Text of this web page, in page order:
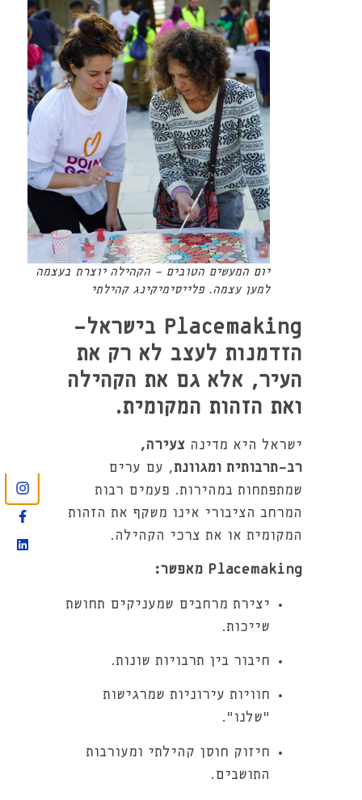
יום המעשים הטובים - הקהילה יוצרת בעצמה
למען עצמה. פלייסימיקינג קהילתי
Placemaking בישראל-
הזדמנות לעצב לא רק את
העיר, אלא גם את הקהילה
ואת הזהות המקומית.
ישראל היא מדינה צעירה,
רב-תרבותית ומגוונת, עם ערים
שמתפתחות במהירות. פעמים רבות
המרחב הציבורי אינו משקף את הזהות
המקומית או את צרכי הקהילה.
Placemaking מאפשר:
יצירת מרחבים שמעניקים תחושת
שייכות.
חיבור בין תרבויות שונות.
חוויות עירוניות שמרגישות
“שלנו”.
חיזוק חוסן קהילתי ומעורבות
התושבים.